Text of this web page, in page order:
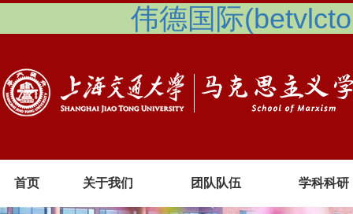
伟德国际
首页 关于我们 团队队伍 学科科研